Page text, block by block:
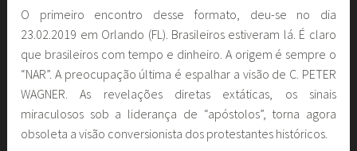
O primeiro encontro desse formato, deu-se no dia
23.02.2019 em Orlando (FL). Brasileiros estiveram lá. É claro
que brasileiros com tempo e dinheiro. A origem é sempre o
“NAR”. A preocupação última é espalhar a visão de C. PETER
WAGNER. As revelações diretas extáticas, os sinais
miraculosos sob a liderança de “apóstolos”, torna agora
obsoleta a visão conversionista dos protestantes históricos.